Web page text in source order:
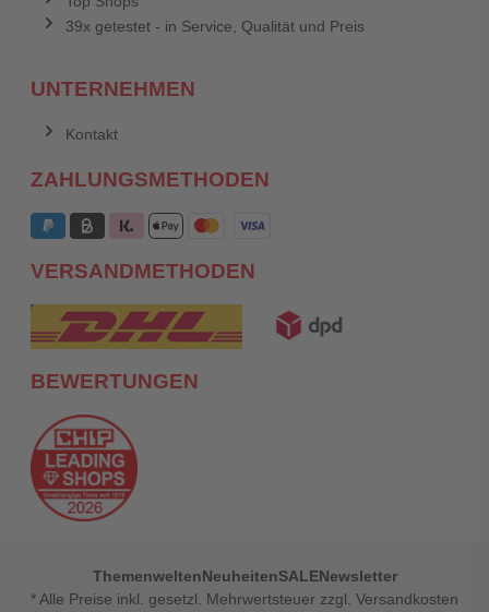
39x getestet - in Service, Qualität und Preis
UNTERNEHMEN
Kontakt
ZAHLUNGSMETHODEN
VERSANDMETHODEN
BEWERTUNGEN
ThemenweltenNeuheitenSALENewsletter
* Alle Preise inkl. gesetzl. Mehrwertsteuer zzgl. Versandkosten